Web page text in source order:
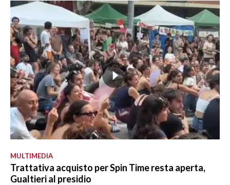
MULTIMEDIA
Trattativa acquisto per Spin Time resta aperta,
Gualtieri al presidio